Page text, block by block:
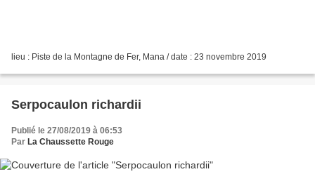
lieu : Piste de la Montagne de Fer, Mana / date : 23 novembre 2019
Serpocaulon richardii
Publié le 27/08/2019 à 06:53
Par La Chaussette Rouge